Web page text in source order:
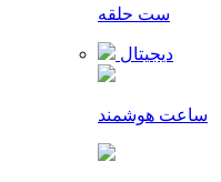
ست حلقه
دیجیتال
ساعت هوشمند